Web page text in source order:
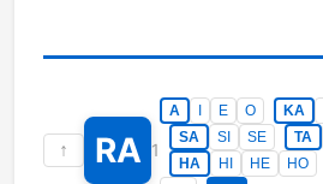
↑ RA 1
A E O KA
SA
SI SE TA
HA
HI HE HO